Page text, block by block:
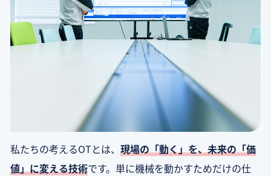
私たちの考えるOTとは、現場の「動く」を、未来の「価
値」に変える技術です。単に機械を動かすためだけの仕